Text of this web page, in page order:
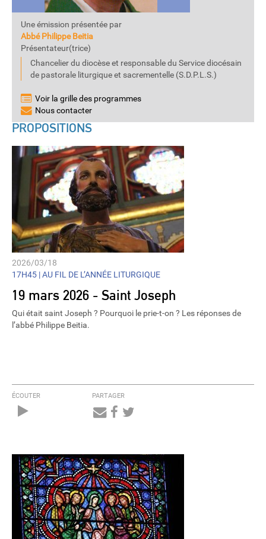
Une émission présentée par
Abbé Philippe Beitia
Présentateur(trice)
Chancelier du diocèse et responsable du Service diocésain
de pastorale liturgique et sacrementelle (S.D.P.L.S.)
Voir la grille des programmes
Nous contacter
PROPOSITIONS
2026/03/18
17H45 |AU FIL DE L’ANNÉE LITURGIQUE
19 mars 2026 - Saint Joseph
Qui était saint Joseph ? Pourquoi le prie-t-on ? Les réponses de
l’abbé Philippe Beitia.
ÉCOUTER PARTAGER